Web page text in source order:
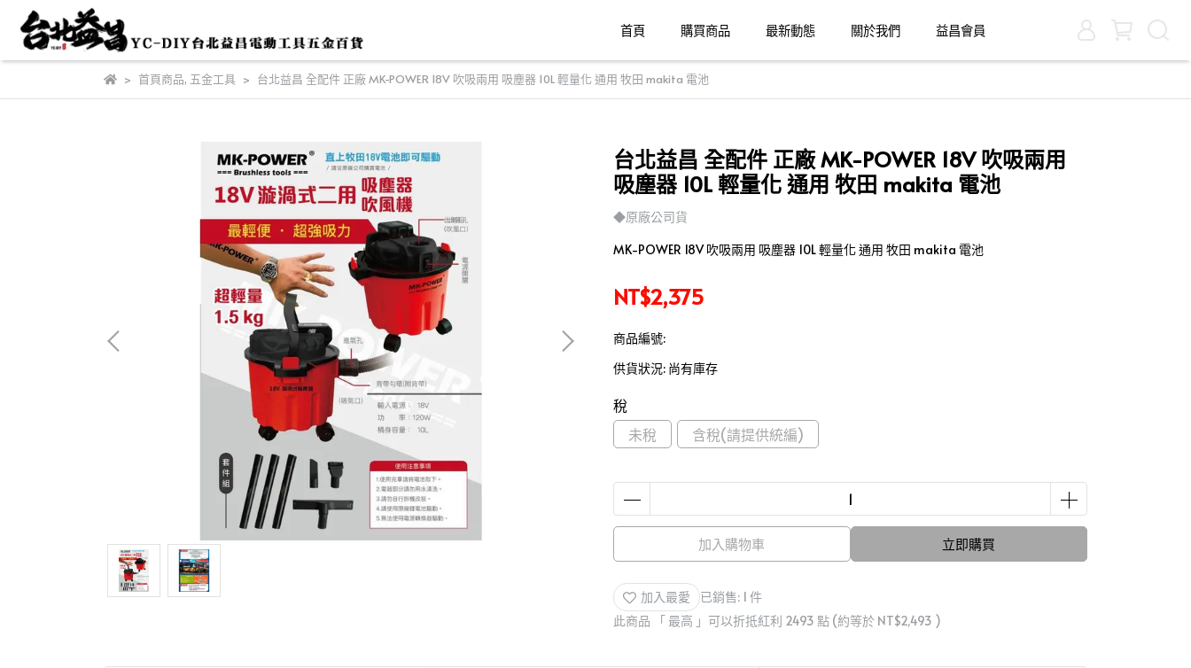
首頁 購買商品 最新動態 關於我們 益昌會員
首頁商品, 五金工具 台北益昌 全配件 正廠 MK-POWER 18V 吹吸兩用 吸塵器 10L 輕量化 通用 牧田 makita 電池
台北益昌 全配件 正廠 MK-POWER 18V 吹吸兩用
吸塵器 10L 輕量化 通用 牧田 makita 電池
◆原廠公司貨
MK-POWER 18V 吹吸兩用 吸塵器 10L 輕量化 通用 牧田 makita 電池
NT$2,375
商品編號:
供貨狀況: 尚有庫存
稅
未稅
含稅(請提供統編)
加入購物車 立即購買
加入最愛
已銷售: 1 件
此商品 「 最高 」可以折抵紅利 2493 點 (約等於 NT$2,493 )